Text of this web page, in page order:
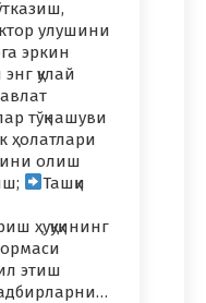
улушини
эркин
қулай
тўқнашуви
ҳолатлари
олиш
Ташқи
ҳуқуқининг
этиш